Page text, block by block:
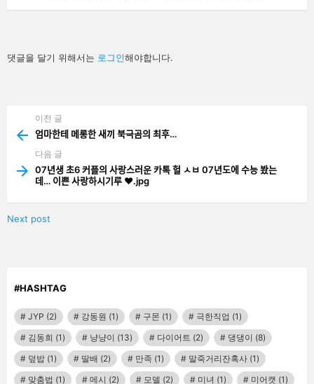
답
글
댓글을 달기 위해서는 로그인해야합니다.
more
이전 글
엄마한테 메롱한 새끼 북극곰의 최후…
다음 글
07년생 초6 커플의 사랑스러운 카톡 헐 ㅅㅂ 07년도에 수능 봤는
데… 이쁜 사랑하시기루 ❤️.jpg
Next post
#HASHTAG
JYP (2) 강동원 (1) 구몬 (1) 극한직업 (1)
김동희 (1) 냥냥이 (13) 다이어트 (2) 댕댕이 (8)
덮밥 (1) 딸배 (2) 만족 (1) 말죽거리잔혹사 (1)
맞춤법 (1) 메시 (2) 모델 (2) 미녀 (1) 미어캣 (1)